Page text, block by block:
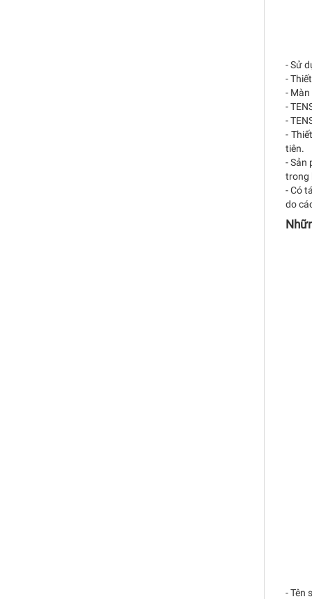
- Sử
-
-
-
-
-
tiên.
- Sản
trong
- Có
do
- Tên